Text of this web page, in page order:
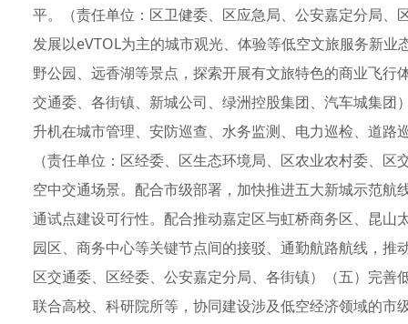
平。（责任单位：区卫健委、区应急局、公安嘉定分局
发展以eVTOL为主的城市观光、体验等低空文旅服务新
野公园、远香湖等景点，探索开展有文旅特色的商业飞
交通委、各街镇、新城公司、绿洲控股集团、汽车城集
升机在城市管理、安防巡查、水务监测、电力巡检、道
（责任单位：区经委、区生态环境局、区农业农村委、
空中交通场景。配合市级部署，加快推进五大新城示范航
通试点建设可行性。配合推动嘉定区与虹桥商务区、昆
园区、商务中心等关键节点间的接驳、通勤航路航线，
区交通委、区经委、公安嘉定分局、各街镇）（五）完
联合高校、科研院所等，协同建设涉及低空经济领域的